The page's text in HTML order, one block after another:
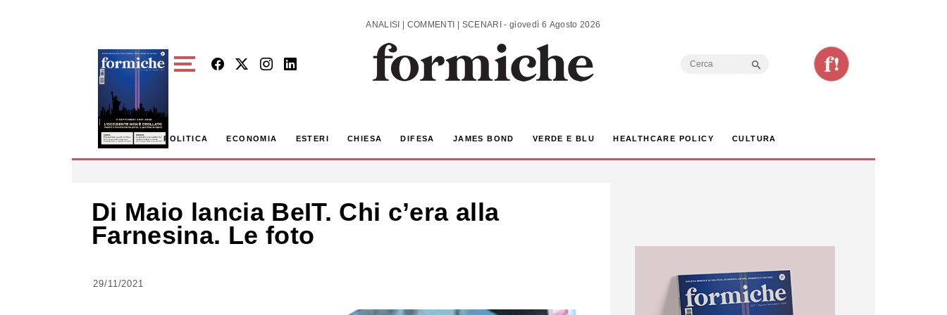
ANALISI | COMMENTI | SCENARI - giovedì 6 Agosto 2026
Search
POLITICA ECONOMIA ESTERI CHIESA DIFESA JAMES BOND VERDE E BLU HEALTHCARE POLICY CULTURA
Di Maio lancia BeIT. Chi c’era alla
Farnesina. Le foto
29/11/2021